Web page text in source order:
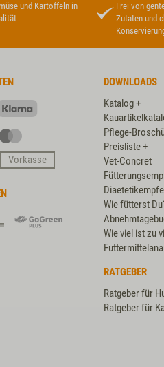
und Kartoffeln in
Frei von
Zutaten und
Vorkasse
DHL
GoGreen
DOWNLOADS
Katalog +
Pflege-
Preisliste +
Vet-Concret
Wie fütterst
Wie viel ist zu
RATGEBER
Ratgeber für
Ratgeber für